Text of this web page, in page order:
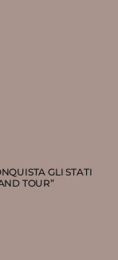
GLI STATI
TOUR”